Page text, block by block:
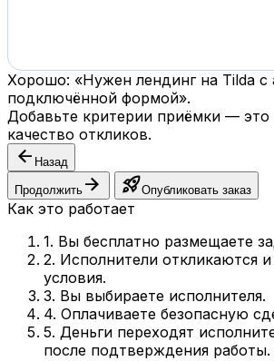
Хорошо: «Нужен лендинг на Tilda с
подключённой формой».
Добавьте критерии приёмки — это
качество откликов.
arrow_back Назад
Продолжить arrow_forward rocket_launchОпубликовать заказ
Как это работает
1. Вы бесплатно размещаете
2. Исполнители откликаются
условия.
3. Вы выбираете исполнителя.
4. Оплачиваете безопасную
5. Деньги переходят
после подтверждения работы.